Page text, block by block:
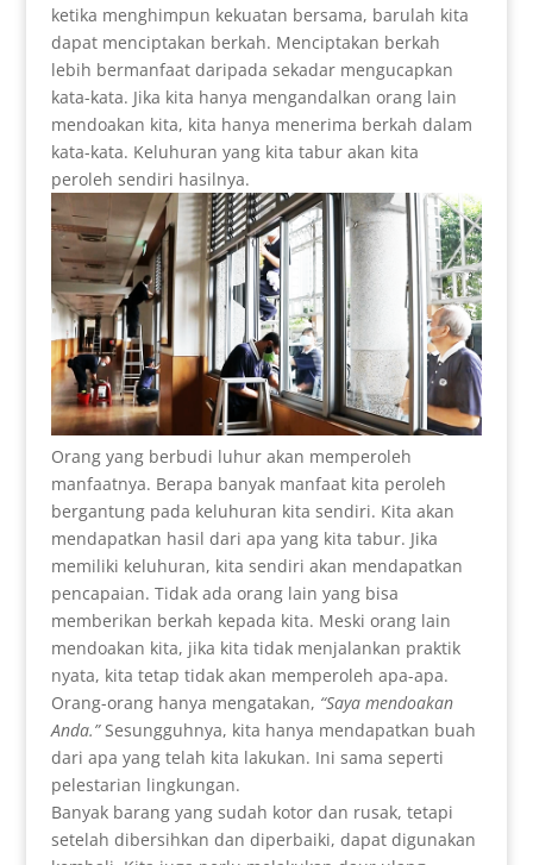
ketika menghimpun kekuatan bersama, barulah kita
dapat menciptakan berkah. Menciptakan berkah
lebih bermanfaat daripada sekadar mengucapkan
kata-kata. Jika kita hanya mengandalkan orang lain
mendoakan kita, kita hanya menerima berkah dalam
kata-kata. Keluhuran yang kita tabur akan kita
peroleh sendiri hasilnya.
Orang yang berbudi luhur akan memperoleh
manfaatnya. Berapa banyak manfaat kita peroleh
bergantung pada keluhuran kita sendiri. Kita akan
mendapatkan hasil dari apa yang kita tabur. Jika
memiliki keluhuran, kita sendiri akan mendapatkan
pencapaian. Tidak ada orang lain yang bisa
memberikan berkah kepada kita. Meski orang lain
mendoakan kita, jika kita tidak menjalankan praktik
nyata, kita tetap tidak akan memperoleh apa-apa.
Orang-orang hanya mengatakan, “Saya mendoakan
Anda.”Sesungguhnya, kita hanya mendapatkan buah
dari apa yang telah kita lakukan. Ini sama seperti
pelestarian lingkungan.
Banyak barang yang sudah kotor dan rusak, tetapi
setelah dibersihkan dan diperbaiki, dapat digunakan